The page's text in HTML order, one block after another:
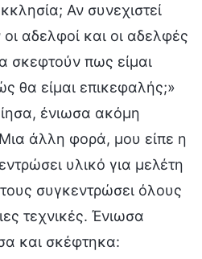
Αν συνεχιστεί
αδελφοί και οι αδελφές
σκεφτούν πως είμαι
θα είμαι επικεφαλής;»
ένιωσα ακόμη
άλλη φορά, μου είπε η
υλικό για μελέτη
συγκεντρώσει όλους
τεχνικές. Ένιωσα
και σκέφτηκα: